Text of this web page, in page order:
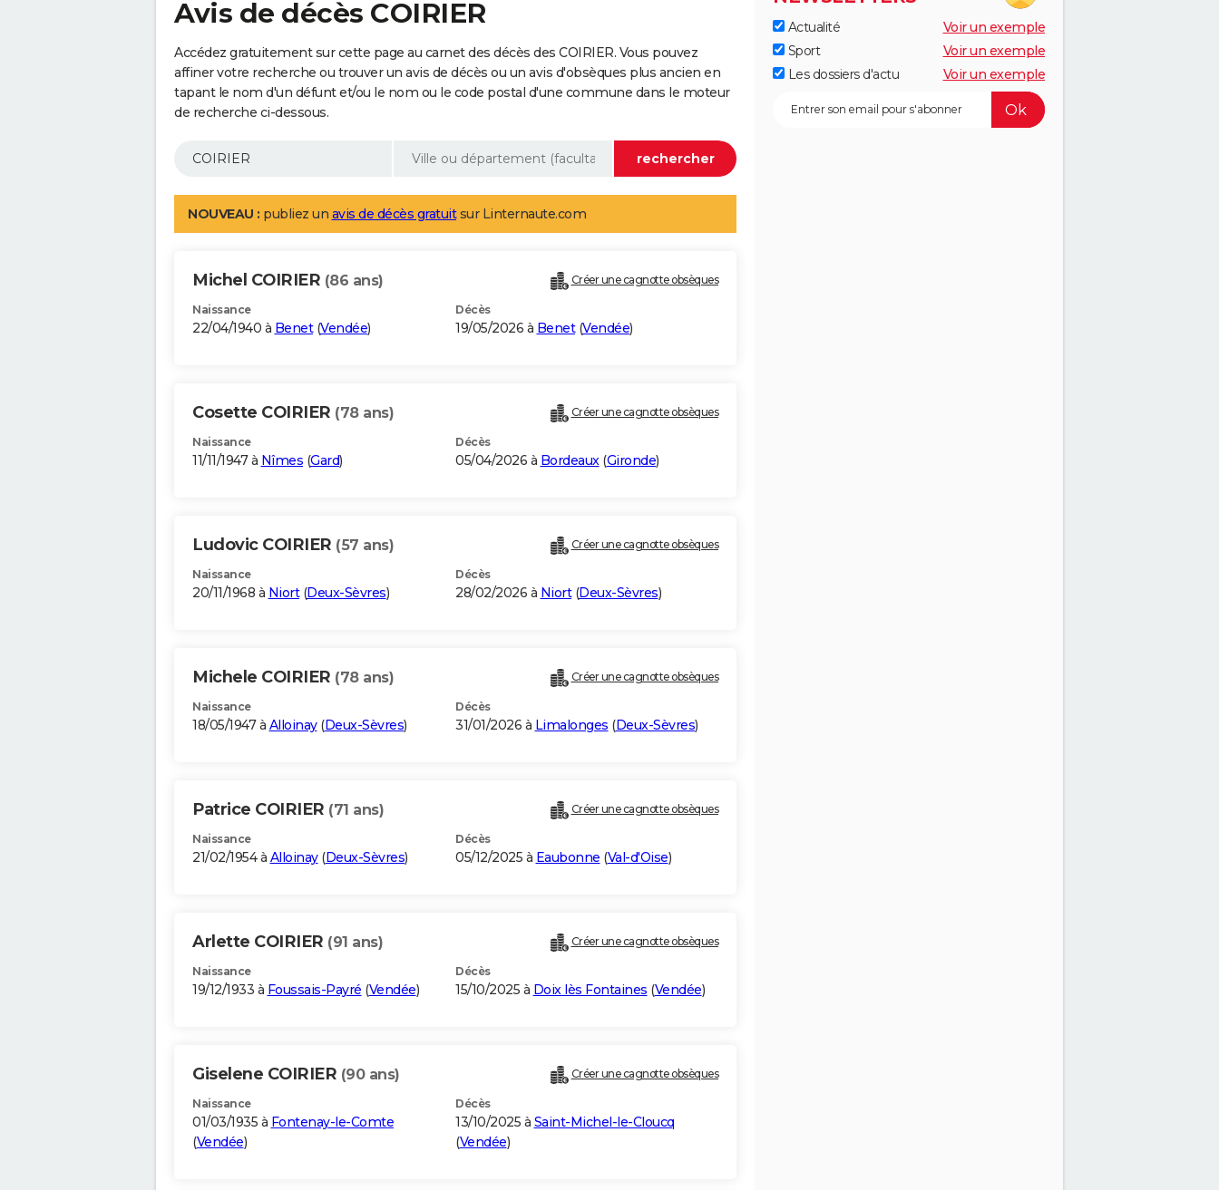
Avis de décès COIRIER
Accédez gratuitement sur cette page au carnet des décès des COIRIER. Vous pouvez
affiner votre recherche ou trouver un avis de décès ou un avis d'obsèques plus ancien en
tapant le nom d'un défunt et/ou le nom ou le code postal d'une commune dans le moteur
de recherche ci-dessous.
NOUVEAU : publiez un avis de décès gratuitsur Linternaute.com
Michel COIRIER (86 ans) Créer une cagnotte obsèques
Naissance
22/04/1940 à Benet(Vendée)
Décès
19/05/2026 à Benet(Vendée)
Cosette COIRIER (78 ans) Créer une cagnotte obsèques
Naissance
11/11/1947 à Nîmes (Gard)
Décès
05/04/2026 à Bordeaux(Gironde)
Ludovic COIRIER (57 ans) Créer une cagnotte obsèques
Naissance
20/11/1968 à Niort(Deux-Sèvres)
Décès
28/02/2026 à Niort(Deux-Sèvres)
Michele COIRIER (78 ans) Créer une cagnotte obsèques
Naissance
18/05/1947 à Alloinay(Deux-Sèvres)
Décès
31/01/2026 à Limalonges (Deux-Sèvres)
Patrice COIRIER (71 ans) Créer une cagnotte obsèques
Naissance
21/02/1954 à Alloinay(Deux-Sèvres)
Décès
05/12/2025 à Eaubonne (Val-d'Oise)
Arlette COIRIER (91 ans) Créer une cagnotte obsèques
Naissance
19/12/1933 à Foussais-Payré (Vendée)
Décès
15/10/2025 à Doix lès Fontaines (Vendée)
Giselene COIRIER (90 ans) Créer une cagnotte obsèques
Naissance
01/03/1935 à Fontenay-le-Comte
(Vendée)
Décès
13/10/2025 à Saint-Michel-le-Cloucq
(Vendée)
Actualité
Voir un exemple
Sport
Voir un exemple
Les dossiers d'actu
Voir un exemple